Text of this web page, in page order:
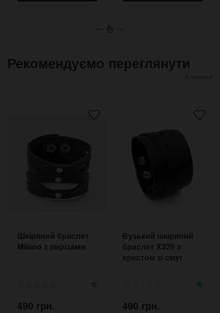
← →
Рекомендуємо переглянути
Шкіряний браслет
Milano з вирізами
490 грн.
Вузький шкіряний
браслет X329 з
хрестом зі смуг
490 грн.